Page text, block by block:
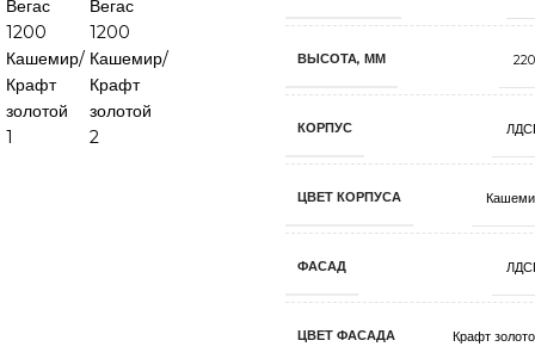
ВЫСОТА, ММ
КОРПУС
ЦВЕТ КОРПУСА
ФАСАД
ЦВЕТ ФАСАДА Крафт